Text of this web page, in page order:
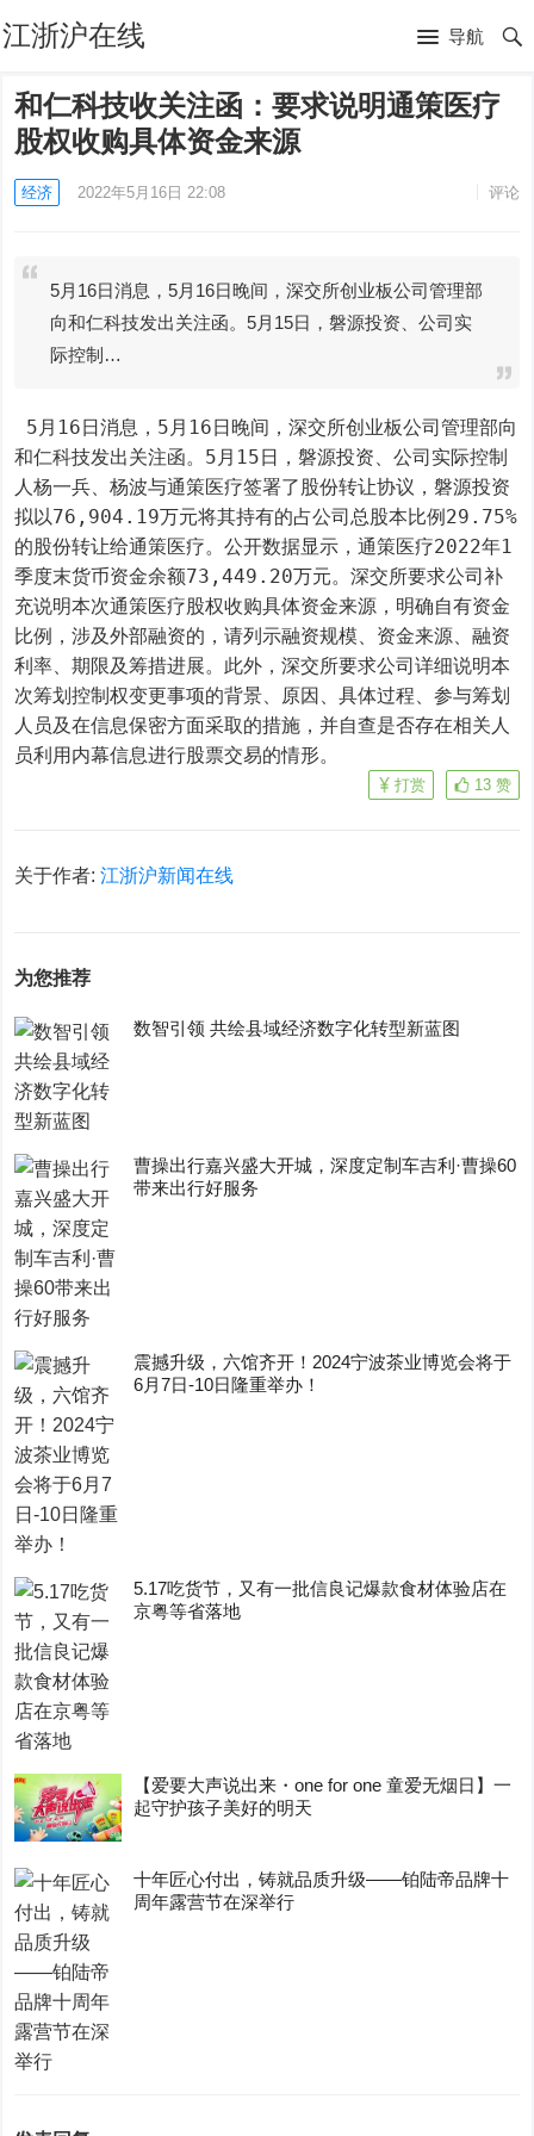
江浙沪在线 导航
和仁科技收关注函：要求说明通策医疗
股权收购具体资金来源
经济 2022年5月16日 22:08 评论
5月16日消息，5月16日晚间，深交所创业板公司管理部
向和仁科技发出关注函。5月15日，磐源投资、公司实
际控制…
和仁科技发出关注函。5月15日，磐源投资、公司实际控制
人杨一兵、杨波与通策医疗签署了股份转让协议，磐源投资
拟以76,904.19万元将其持有的占公司总股本比例29.75%
的股份转让给通策医疗。公开数据显示，通策医疗2022年1
季度末货币资金余额73,449.20万元。深交所要求公司补
充说明本次通策医疗股权收购具体资金来源，明确自有资金
比例，涉及外部融资的，请列示融资规模、资金来源、融资
利率、期限及筹措进展。此外，深交所要求公司详细说明本
次筹划控制权变更事项的背景、原因、具体过程、参与筹划
人员及在信息保密方面采取的措施，并自查是否存在相关人
员利用内幕信息进行股票交易的情形。
13 赞
打赏
关于作者:江浙沪新闻在线
为您推荐
数智引领 共绘县域经济数字化转型新蓝图
曹操出行嘉兴盛大开城，深度定制车吉利·曹操60
带来出行好服务
震撼升级，六馆齐开！2024宁波茶业博览会将于
6月7日-10日隆重举办！
5.17吃货节，又有一批信良记爆款食材体验店在
京粤等省落地
【爱要大声说出来・one for one 童爱无烟日】一
起守护孩子美好的明天
十年匠心付出，铸就品质升级——铂陆帝品牌十
周年露营节在深举行